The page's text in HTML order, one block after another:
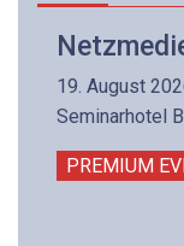
19. August
Seminarhotel
PREMIUM